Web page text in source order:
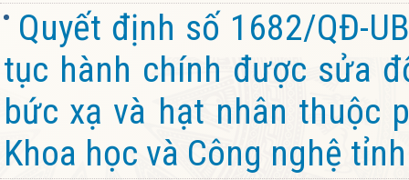
Quyết định số 1682/QĐ-
tục hành chính được sửa
bức xạ và hạt nhân thuộc
Khoa học và Công nghệ